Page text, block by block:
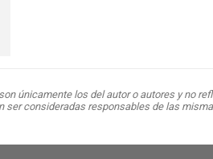
únicamente los del autor o autores y no
ser consideradas responsables de las